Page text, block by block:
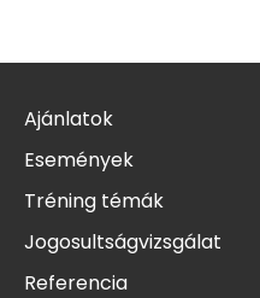
Ajánlatok
Események
Tréning témák
Jogosultságvizsgálat
Referencia